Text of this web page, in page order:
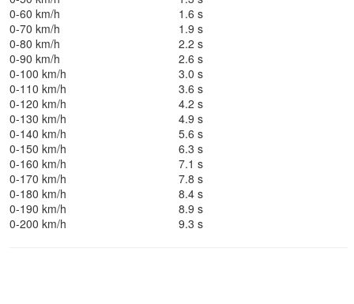
0-60 km/h
1.6 s
0-70 km/h
1.9 s
0-80 km/h
2.2 s
0-90 km/h
2.6 s
0-100 km/h
3.0 s
0-110 km/h
3.6 s
0-120 km/h
4.2 s
0-130 km/h
4.9 s
0-140 km/h
5.6 s
0-150 km/h
6.3 s
0-160 km/h
7.1 s
0-170 km/h
7.8 s
0-180 km/h
8.4 s
0-190 km/h
8.9 s
0-200 km/h
9.3 s